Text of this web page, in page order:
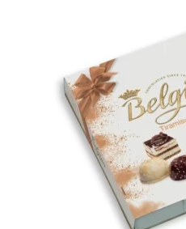
Terms Conditions
Uredjenje doma